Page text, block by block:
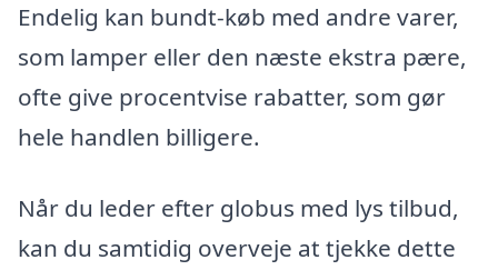
Endelig kan bundt-køb med andre varer,
som lamper eller den næste ekstra pære,
ofte give procentvise rabatter, som gør
hele handlen billigere.
Når du leder efter globus med lys tilbud,
kan du samtidig overveje at tjekke dette